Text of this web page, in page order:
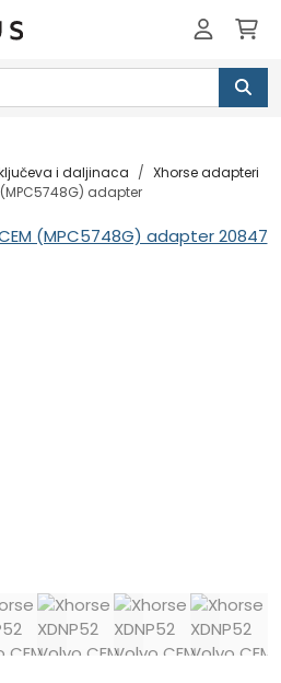
i daljinaca
Xhorse adapteri
(MPC5748G) adapter